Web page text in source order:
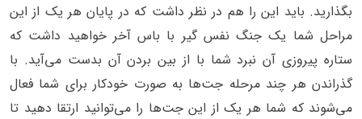
بگذارید. باید این را هم در نظر داشت که در پایان هر یک از این
مراحل شما یک جنگ نفس گیر با باس آخر خواهید داشت که
ستاره پیروزی آن نبرد شما با از بین بردن آن بدست می‌آید. با
گذراندن هر چند مرحله جت‌ها به صورت خودکار برای شما فعال
می‌شوند که شما هر یک از این جت‌ها را می‌توانید ارتقا دهید تا